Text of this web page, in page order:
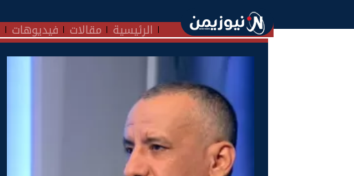
الرئيسية مقالات فيديوهات